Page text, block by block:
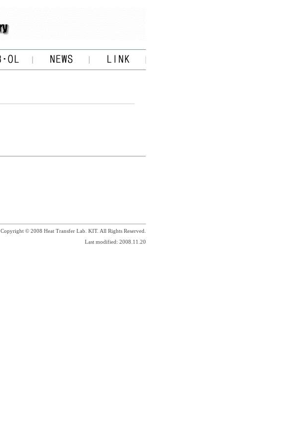
Copyright © 2008 Heat Transfer Lab. KIT. All Rights Reserved.
Last modified: 2008.11.20